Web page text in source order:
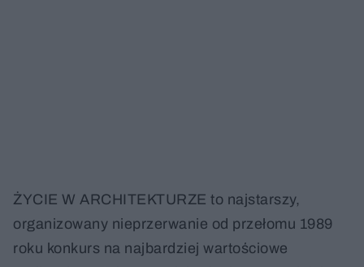
ŻYCIE W ARCHITEKTURZE to najstarszy,
organizowany nieprzerwanie od przełomu 1989
roku konkurs na najbardziej wartościowe